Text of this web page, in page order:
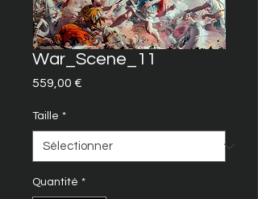
War_Scene_11
559,00 €
Taille *
Quantité *